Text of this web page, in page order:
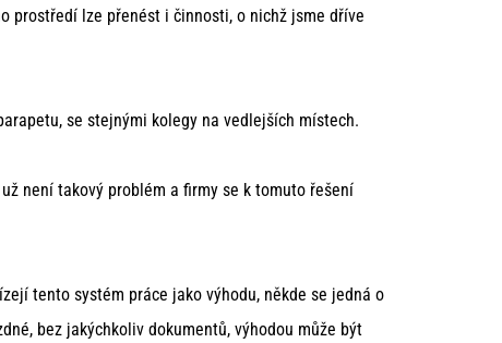
prostředí lze přenést i činnosti, o nichž jsme dříve
se stejnými kolegy na vedlejších místech.
není takový problém a firmy se k tomuto řešení
tento systém práce jako výhodu, někde se jedná o
bez jakýchkoliv dokumentů, výhodou může být